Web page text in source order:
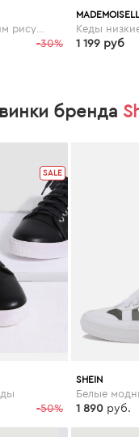
-30% 1 199 руб
бренда
SALE
-50%
SHEIN
1 890 руб.